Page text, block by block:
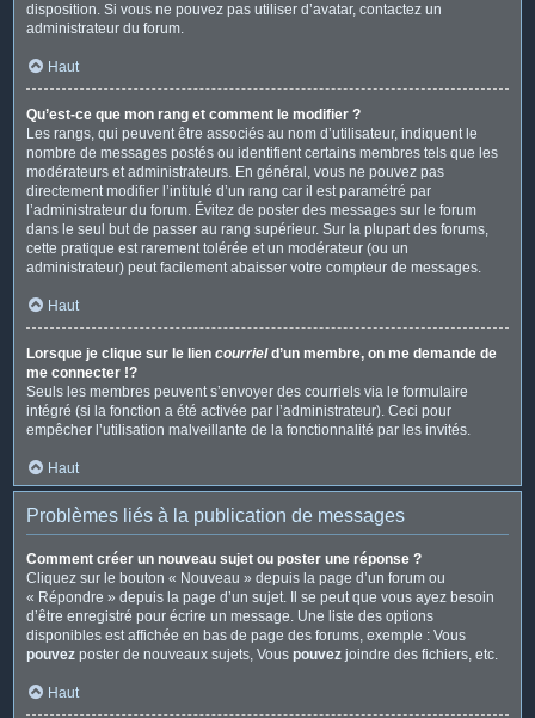
disposition. Si vous ne pouvez pas utiliser d’avatar, contactez un
administrateur du forum.
Haut
Qu’est-ce que mon rang et comment le modifier ?
Les rangs, qui peuvent être associés au nom d’utilisateur, indiquent le
nombre de messages postés ou identifient certains membres tels que les
modérateurs et administrateurs. En général, vous ne pouvez pas
directement modifier l’intitulé d’un rang car il est paramétré par
l’administrateur du forum. Évitez de poster des messages sur le forum
dans le seul but de passer au rang supérieur. Sur la plupart des forums,
cette pratique est rarement tolérée et un modérateur (ou un
administrateur) peut facilement abaisser votre compteur de messages.
Haut
Lorsque je clique sur le lien courrield’un membre, on me demande de
me connecter !?
Seuls les membres peuvent s’envoyer des courriels via le formulaire
intégré (si la fonction a été activée par l’administrateur). Ceci pour
empêcher l’utilisation malveillante de la fonctionnalité par les invités.
Haut
Problèmes liés à la publication de messages
Comment créer un nouveau sujet ou poster une réponse ?
Cliquez sur le bouton « Nouveau » depuis la page d’un forum ou
« Répondre » depuis la page d’un sujet. Il se peut que vous ayez besoin
d’être enregistré pour écrire un message. Une liste des options
disponibles est affichée en bas de page des forums, exemple : Vous
pouvez poster de nouveaux sujets, Vous pouvez joindre des fichiers, etc.
Haut